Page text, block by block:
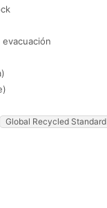
Global Recycled Standard